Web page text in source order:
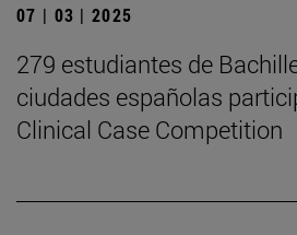
07 | 03 | 2025
279 estudiantes de
ciudades españolas
Clinical Case Competition